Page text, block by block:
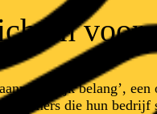
voor
belang’,
die hun